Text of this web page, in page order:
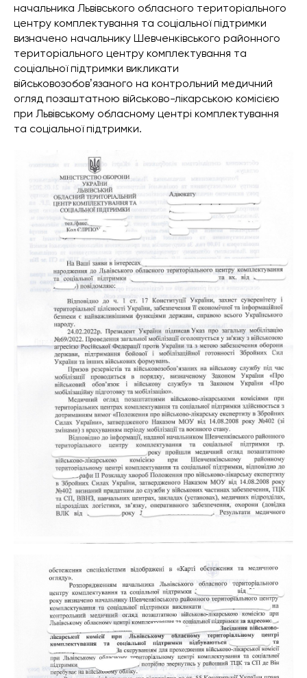
начальника Львівського обласного територіального
центру комплектування та соціальної підтримки
визначено начальнику Шевченківського районного
територіального центру комплектування та
соціальної підтримки викликати
військовозобовʼязаного на контрольний медичний
огляд позаштатною військово-лікарською комісією
при Львівському обласному центрі комплектування
та соціальної підтримки.